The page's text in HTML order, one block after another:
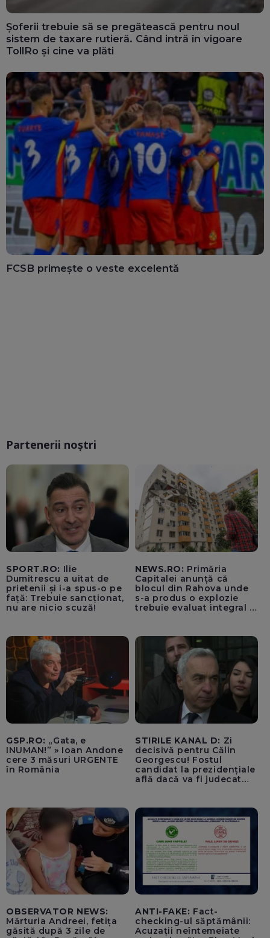
Șoferii trebuie să se pregătească pentru noul
sistem de taxare rutieră. Când intră în vigoare
TollRo și cine va plăti
FCSB primește o veste excelentă
Partenerii noștri
SPORT.RO: Ilie
Dumitrescu a uitat de
prietenii și i-a spus-o pe
față: Trebuie sancționat,
nu are nicio scuză!
NEWS.RO: Primăria
Capitalei anunță că
blocul din Rahova unde
s-a produs o explozie
trebuie evaluat integral și
lucrările de punere în
siguranță a părții grav
afectate
GSP.RO: „Gata, e
INUMAN!” » Ioan Andone
cere 3 măsuri URGENTE
în România
STIRILE KANAL D: Zi
decisivă pentru Călin
Georgescu! Fostul
candidat la prezidențiale
află dacă va fi judecat
OBSERVATOR NEWS:
Mărturia Andreei, fetița
găsită după 3 zile de
ANTI-FAKE: Fact-
checking-ul săptămânii:
Acuzații neîntemeiate